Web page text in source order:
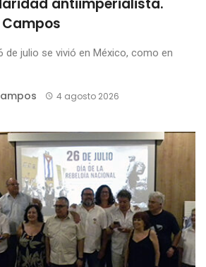
de julio se vivió en México, como en
4 agosto 2026